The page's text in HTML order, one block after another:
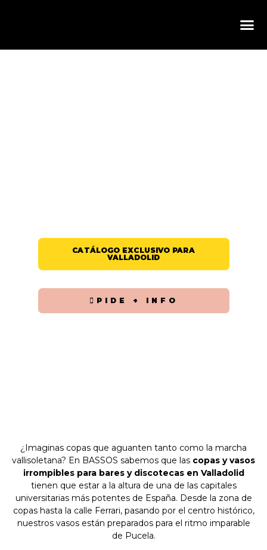
CATÁLOGO EXCLUSIVO PARA
VALLADOLID
PIDE + INFO
¿Imaginas copas que aguanten tanto como la marcha
vallisoletana? En BASSOS sabemos que las copas y vasos
irrompibles para bares y discotecas en Valladolid
tienen que estar a la altura de una de las capitales
universitarias más potentes de España. Desde la zona de
copas hasta la calle Ferrari, pasando por el centro histórico,
nuestros vasos están preparados para el ritmo imparable
de Pucela.